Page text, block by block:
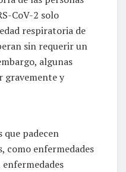
CoV-2 solo
respiratoria de
sin requerir un
algunas
gravemente y
que padecen
como enfermedades
enfermedades